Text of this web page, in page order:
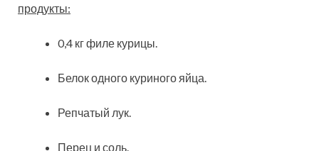
продукты:
0,4 кг филе курицы.
Белок одного куриного яйца.
Репчатый лук.
Перец и соль.